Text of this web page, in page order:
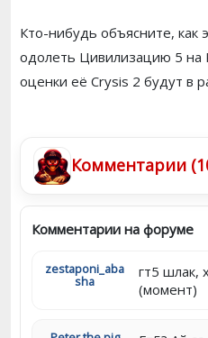
Кто-нибудь объясните, как
одолеть Цивилизацию 5 на
оценки её Crysis 2 будут в
Комментарии
Комментарии на форуме
zestaponi_aba
sha
гт5 шлак,
(момент)